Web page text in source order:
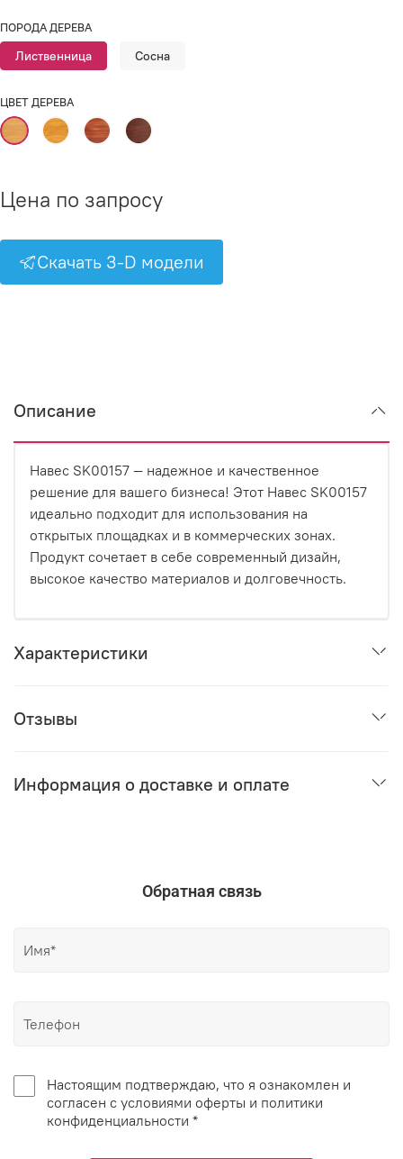
Цена по запросу
Скачать 3-D модели
ПОРОДА ДЕРЕВА
Лиственница Сосна
ЦВЕТ ДЕРЕВА
Описание
Навес SK00157 — надежное и качественное
решение для вашего бизнеса! Этот Навес SK00157
идеально подходит для использования на
открытых площадках и в коммерческих зонах.
Продукт сочетает в себе современный дизайн,
высокое качество материалов и долговечность.
Характеристики
Отзывы
Информация о доставке и оплате
Обратная связь
Настоящим подтверждаю, что я ознакомлен и
согласен с условиями оферты и политики
конфиденциальности *